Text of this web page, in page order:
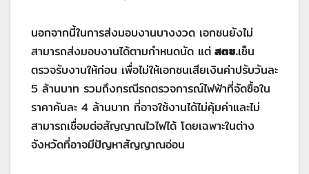
นอกจากนี้ในการส่งมอบงานบางงวด เอกชนยังไม่
สามารถส่งมอบงานได้ตามกำหนดนัด แต่ สตช.เซ็น
ตรวจรับงานให้ก่อน เพื่อไม่ให้เอกชนเสียเงินค่าปรับวันละ
5 ล้านบาท รวมถึงกรณีรถตรวจการณ์ไฟฟ้าที่จัดซื้อใน
ราคาคันละ 4 ล้านบาท ที่อาจใช้งานได้ไม่คุ้มค่าและไม่
สามารถเชื่อมต่อสัญญาณไวไฟได้ โดยเฉพาะในต่าง
จังหวัดที่อาจมีปัญหาสัญญาณอ่อน